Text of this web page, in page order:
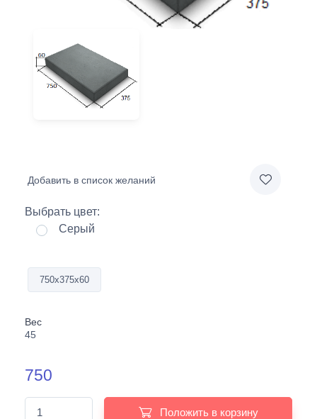
Добавить в список желаний
Выбрать цвет:
Серый
750х375х60
Вес
45
750
Положить в корзину